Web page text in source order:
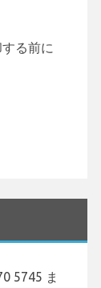
る前に
5745 ま